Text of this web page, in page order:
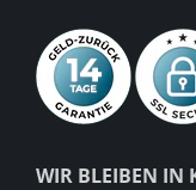
WIR BLEIBEN IN